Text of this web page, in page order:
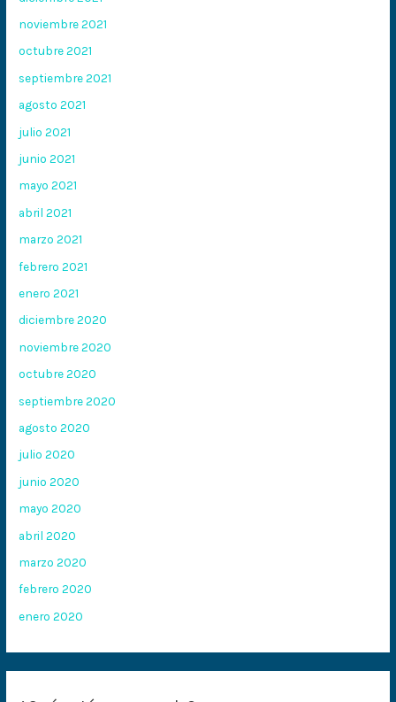
noviembre 2021
octubre 2021
septiembre 2021
agosto 2021
julio 2021
junio 2021
mayo 2021
abril 2021
marzo 2021
febrero 2021
enero 2021
diciembre 2020
noviembre 2020
octubre 2020
septiembre 2020
agosto 2020
julio 2020
junio 2020
mayo 2020
abril 2020
marzo 2020
febrero 2020
enero 2020